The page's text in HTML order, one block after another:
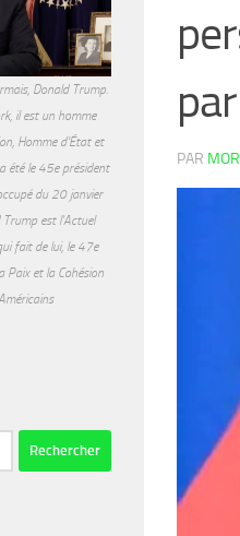
PAR
Donald Trump.
il est un homme
Homme d'État et
été le 45e président
du 20 janvier
est l'Actuel
fait de lui, le 47e
Paix et la Cohésion